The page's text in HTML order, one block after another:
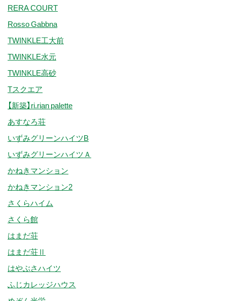
RERA COURT
Rosso Gabbna
TWINKLE工大前
TWINKLE水元
TWINKLE高砂
Tスクエア
【新築】ri.rian palette
あすなろ荘
いずみグリーンハイツB
いずみグリーンハイツＡ
かねきマンション
かねきマンション2
さくらハイム
さくら館
はまだ荘
はまだ荘Ⅱ
はやぶさハイツ
ふじカレッジハウス